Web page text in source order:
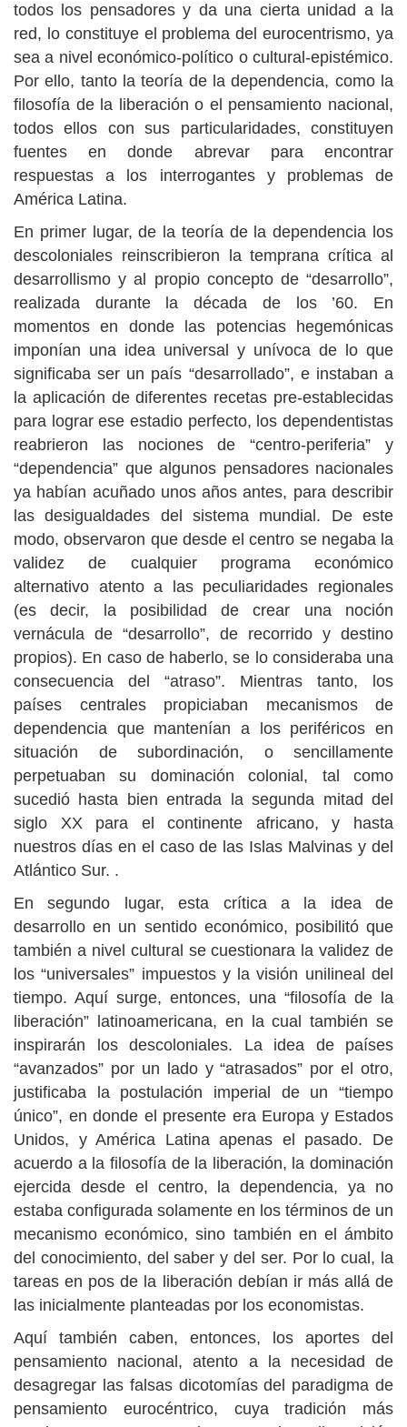
todos los pensadores y da una cierta unidad a la
red, lo constituye el problema del eurocentrismo, ya
sea a nivel económico-político o cultural-epistémico.
Por ello, tanto la teoría de la dependencia, como la
filosofía de la liberación o el pensamiento nacional,
todos ellos con sus particularidades, constituyen
fuentes en donde abrevar para encontrar
respuestas a los interrogantes y problemas de
América Latina.
En primer lugar, de la teoría de la dependencia los
descoloniales reinscribieron la temprana crítica al
desarrollismo y al propio concepto de “desarrollo”,
realizada durante la década de los ’60. En
momentos en donde las potencias hegemónicas
imponían una idea universal y unívoca de lo que
significaba ser un país “desarrollado”, e instaban a
la aplicación de diferentes recetas pre-establecidas
para lograr ese estadio perfecto, los dependentistas
reabrieron las nociones de “centro-periferia” y
“dependencia” que algunos pensadores nacionales
ya habían acuñado unos años antes, para describir
las desigualdades del sistema mundial. De este
modo, observaron que desde el centro se negaba la
validez de cualquier programa económico
alternativo atento a las peculiaridades regionales
(es decir, la posibilidad de crear una noción
vernácula de “desarrollo”, de recorrido y destino
propios). En caso de haberlo, se lo consideraba una
consecuencia del “atraso”. Mientras tanto, los
países centrales propiciaban mecanismos de
dependencia que mantenían a los periféricos en
situación de subordinación, o sencillamente
perpetuaban su dominación colonial, tal como
sucedió hasta bien entrada la segunda mitad del
siglo XX para el continente africano, y hasta
nuestros días en el caso de las Islas Malvinas y del
Atlántico Sur. .
En segundo lugar, esta crítica a la idea de
desarrollo en un sentido económico, posibilitó que
también a nivel cultural se cuestionara la validez de
los “universales” impuestos y la visión unilineal del
tiempo. Aquí surge, entonces, una “filosofía de la
liberación” latinoamericana, en la cual también se
inspirarán los descoloniales. La idea de países
“avanzados” por un lado y “atrasados” por el otro,
justificaba la postulación imperial de un “tiempo
único”, en donde el presente era Europa y Estados
Unidos, y América Latina apenas el pasado. De
acuerdo a la filosofía de la liberación, la dominación
ejercida desde el centro, la dependencia, ya no
estaba configurada solamente en los términos de un
mecanismo económico, sino también en el ámbito
del conocimiento, del saber y del ser. Por lo cual, la
tareas en pos de la liberación debían ir más allá de
las inicialmente planteadas por los economistas.
Aquí también caben, entonces, los aportes del
pensamiento nacional, atento a la necesidad de
desagregar las falsas dicotomías del paradigma de
pensamiento eurocéntrico, cuya tradición más